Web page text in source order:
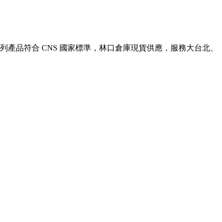
品符合 CNS 國家標準，林口倉庫現貨供應，服務大台北、